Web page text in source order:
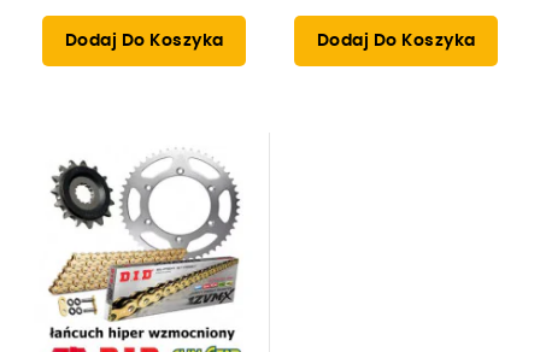
Dodaj Do Koszyka Dodaj Do Koszyka